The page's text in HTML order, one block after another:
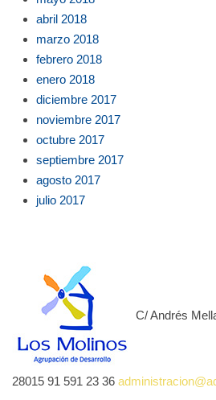
abril 2018
marzo 2018
febrero 2018
enero 2018
diciembre 2017
noviembre 2017
octubre 2017
septiembre 2017
agosto 2017
julio 2017
C/ Andrés
28015 91 591 23 36